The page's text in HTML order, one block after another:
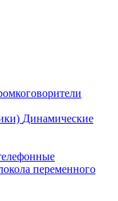
Динамические
переменного